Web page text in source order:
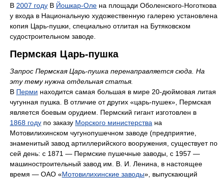
В 2007 году В Йошкар-Оле на площади Оболенского-Ноготкова
у входа в Национальную художественную галерею установлена
копия Царь-пушки, специально отлитая на Бутяковском
судостроительном заводе.
Пермская Царь-пушка
Запрос Пермская Царь-пушка перенаправляется сюда. На
эту тему нужна отдельная статья.
В Перми находится самая большая в мире 20-дюймовая литая
чугунная пушка. В отличие от других «царь-пушек», Пермская
является боевым орудием. Пермский гигант изготовлен в
1868 году по заказу Морского министерства на
Мотовилихинском чугунопушечном заводе (предприятие,
знаменитый завод артиллерийского вооружения, существует по
сей день: с 1871 — Пермские пушечные заводы, с 1957 —
машиностроительный завод им. В. И. Ленина, в настоящее
время — ОАО «Мотовилихинские заводы», выпускающий